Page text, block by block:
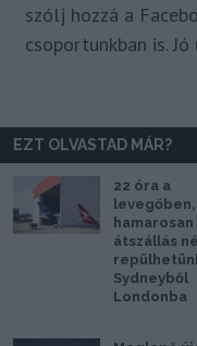
szólj hozzá a
csoportunkban is.
Impresszum
EZT OLVASTAD MÁR?
22 óra a
levegőben,
hamarosan
átszállás
Sydneyből
Londonba